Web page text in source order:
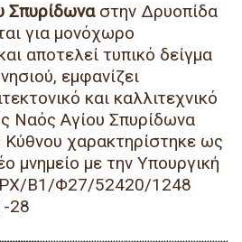
Σπυρίδωνα στην Δρυοπίδα
για μονόχωρο
αποτελεί τυπικό δείγμα
εμφανίζει
και καλλιτεχνικό
Ναός Αγίου Σπυρίδωνα
χαρακτηρίστηκε ως
μνημείο με την Υπουργική
Β1/Φ27/52420/1248
28